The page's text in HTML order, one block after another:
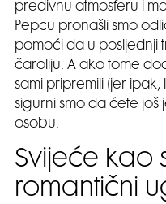
predivnu atmosferu i
Pepcu pronašli smo
pomoći da u posljednji
čaroliju. A ako tome
sami pripremili (jer
sigurni smo da ćete još
osobu.
Svijeće kao
romantični